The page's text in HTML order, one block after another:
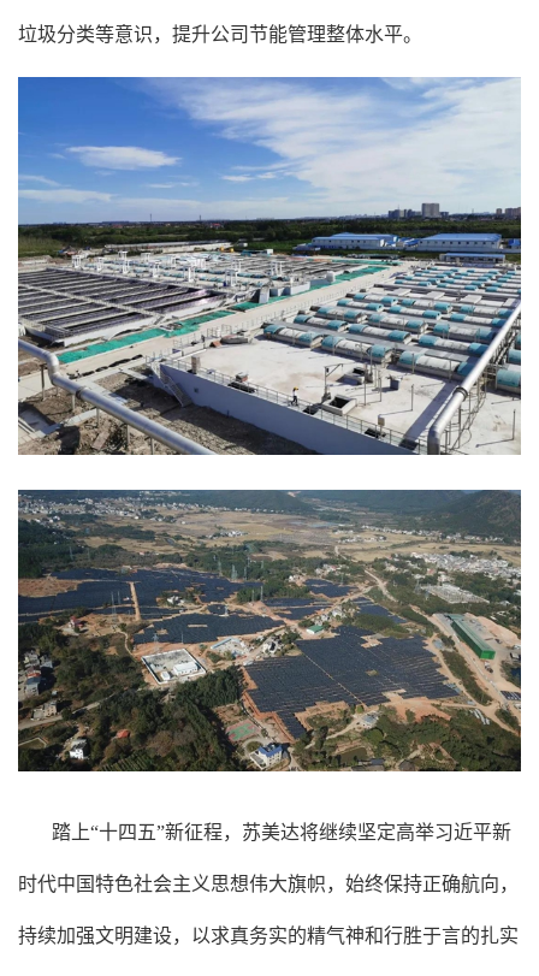
垃圾分类等意识，提升公司节能管理整体水平。
踏上“十四五”新征程，苏美达将继续坚定高举习近平新
时代中国特色社会主义思想伟大旗帜，始终保持正确航向，
持续加强文明建设，以求真务实的精气神和行胜于言的扎实